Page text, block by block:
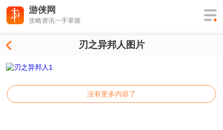
游侠网
攻略资讯一手掌握
刃之异邦人图片
没有更多内容了